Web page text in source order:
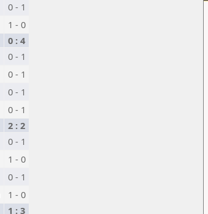
0 - 1
1 - 0
0 : 4
0 - 1
0 - 1
0 - 1
0 - 1
2 : 2
0 - 1
1 - 0
0 - 1
1 - 0
1 : 3